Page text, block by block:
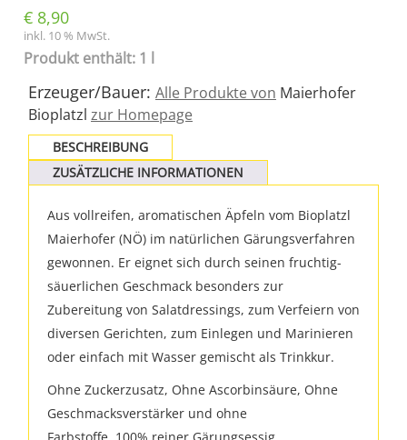
€ 8,90
inkl. 10 % MwSt.
Produkt enthält: 1 l
Erzeuger/Bauer: Alle Produkte von Maierhofer
Bioplatzl zur Homepage
BESCHREIBUNG
ZUSÄTZLICHE INFORMATIONEN
Aus vollreifen, aromatischen Äpfeln vom Bioplatzl
Maierhofer (NÖ) im natürlichen Gärungsverfahren
gewonnen. Er eignet sich durch seinen fruchtig-
säuerlichen Geschmack besonders zur
Zubereitung von Salatdressings, zum Verfeiern von
diversen Gerichten, zum Einlegen und Marinieren
oder einfach mit Wasser gemischt als Trinkkur.
Ohne Zuckerzusatz, Ohne Ascorbinsäure, Ohne
Geschmacksverstärker und ohne